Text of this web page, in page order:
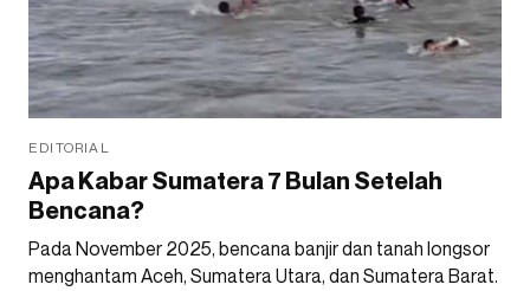
EDITORIAL
Apa Kabar Sumatera 7 Bulan Setelah
Bencana?
Pada November 2025, bencana banjir dan tanah longsor
menghantam Aceh, Sumatera Utara, dan Sumatera Barat.